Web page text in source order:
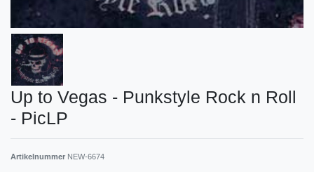
Up to Vegas - Punkstyle Rock n Roll
- PicLP
Artikelnummer NEW-6674